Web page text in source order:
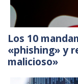
Los 10
«phishing» y
malicioso»